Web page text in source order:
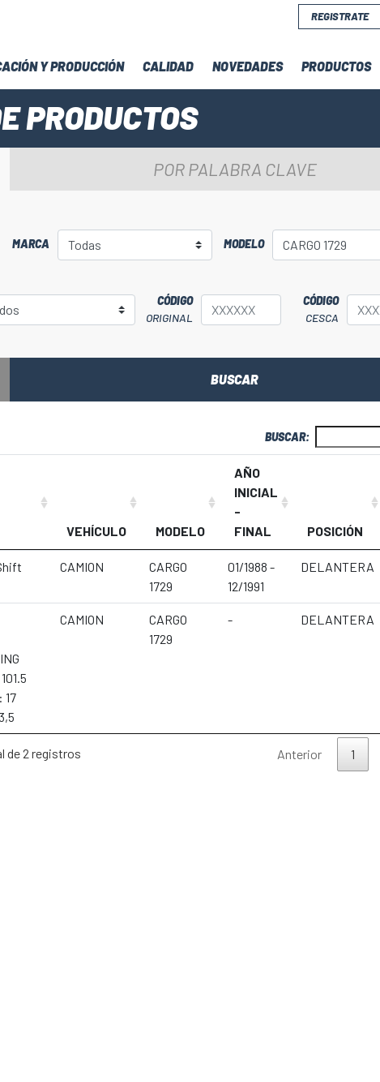
REGISTRATE
Y PRODUCCIÓN CALIDAD NOVEDADES PRODUCTOS
PRODUCTOS
POR PALABRA CLAVE
MARCA MODELO
CÓDIGO
ORIGINAL
CÓDIGO
CESCA
BUSCAR
BUSCAR:
VEHÍCULO MODELO
AÑO
INICIAL
-
FINAL
POSICIÓN
CAMION
CARGO
1729
01/1988 -
12/1991
DELANTERA
17
CAMION
CARGO
1729
- DELANTERA
de 2 registros Anterior 1